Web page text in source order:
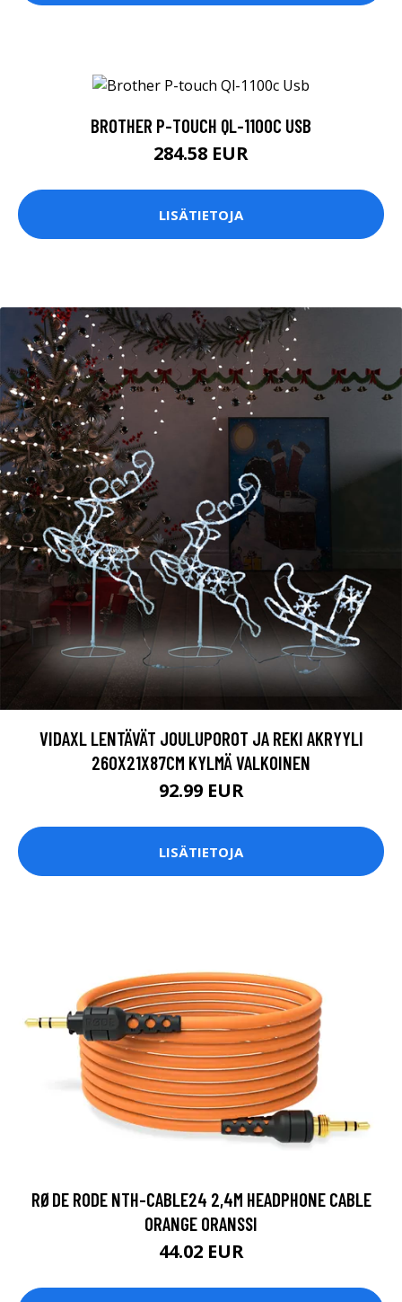
BROTHER P-TOUCH QL-1100C USB
284.58 EUR
LISÄTIETOJA
VIDAXL LENTÄVÄT JOULUPOROT JA REKI AKRYYLI
260X21X87CM KYLMÄ VALKOINEN
92.99 EUR
LISÄTIETOJA
RØDE RODE NTH-CABLE24 2,4M HEADPHONE CABLE
ORANGE ORANSSI
44.02 EUR